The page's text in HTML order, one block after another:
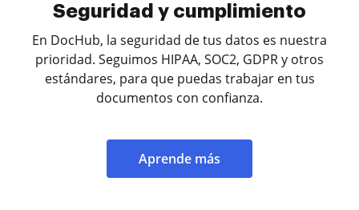
Seguridad y cumplimiento
En DocHub, la seguridad de tus datos es nuestra
prioridad. Seguimos HIPAA, SOC2, GDPR y otros
estándares, para que puedas trabajar en tus
documentos con confianza.
Aprende más